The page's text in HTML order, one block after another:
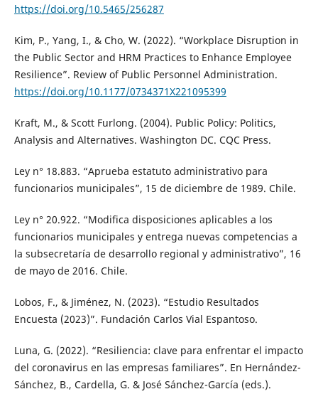
https://doi.org/10.5465/256287
Kim, P., Yang, I., & Cho, W. (2022). “Workplace Disruption in
the Public Sector and HRM Practices to Enhance Employee
Resilience”. Review of Public Personnel Administration.
https://doi.org/10.1177/0734371X221095399
Kraft, M., & Scott Furlong. (2004). Public Policy: Politics,
Analysis and Alternatives. Washington DC. CQC Press.
Ley n° 18.883. “Aprueba estatuto administrativo para
funcionarios municipales”, 15 de diciembre de 1989. Chile.
Ley n° 20.922. “Modifica disposiciones aplicables a los
funcionarios municipales y entrega nuevas competencias a
la subsecretaría de desarrollo regional y administrativo”, 16
de mayo de 2016. Chile.
Lobos, F., & Jiménez, N. (2023). “Estudio Resultados
Encuesta (2023)”. Fundación Carlos Vial Espantoso.
Luna, G. (2022). “Resiliencia: clave para enfrentar el impacto
del coronavirus en las empresas familiares”. En Hernández-
Sánchez, B., Cardella, G. & José Sánchez-García (eds.).